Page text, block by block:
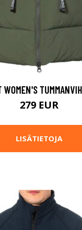
WOMEN'S
279 EUR
LISÄTIETOJA